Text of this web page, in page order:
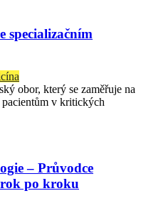
specializačním
obor, který se zaměřuje na
v kritických
– Průvodce
po kroku